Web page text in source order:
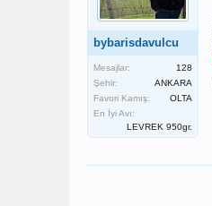
bybarisdavulcu
Mesajlar:
128
Şehir:
ANKARA
Favori Kamış:
OLTA
En İyi Avı:
LEVREK 950gr.